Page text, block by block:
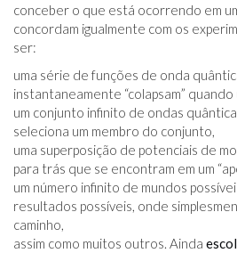
conceber o que está ocorrendo em
concordam igualmente com os
ser:
uma série de funções de onda
instantaneamente “colapsam”
um conjunto infinito de ondas
seleciona um membro do conjunto,
uma superposição de potenciais de
para trás que se encontram em um
um número infinito de mundos
resultados possíveis, onde
caminho,
assim como muitos outros. Ainda